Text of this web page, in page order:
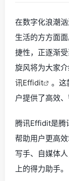
在数字化浪潮
生活的方方面
捷性，正逐渐
旋风将为大家
讯Effidit
。这
户提供了高效、
腾讯Effidit是腾
帮助用户更高
写手、自媒体
上的得力助手。